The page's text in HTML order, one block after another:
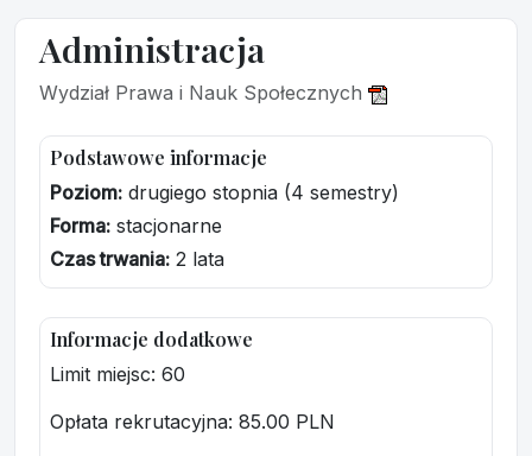
Administracja
Wydział Prawa i Nauk Społecznych
Podstawowe informacje
Poziom: drugiego stopnia (4 semestry)
Forma: stacjonarne
Czas trwania: 2 lata
Informacje dodatkowe
Limit miejsc: 60
Opłata rekrutacyjna: 85.00 PLN